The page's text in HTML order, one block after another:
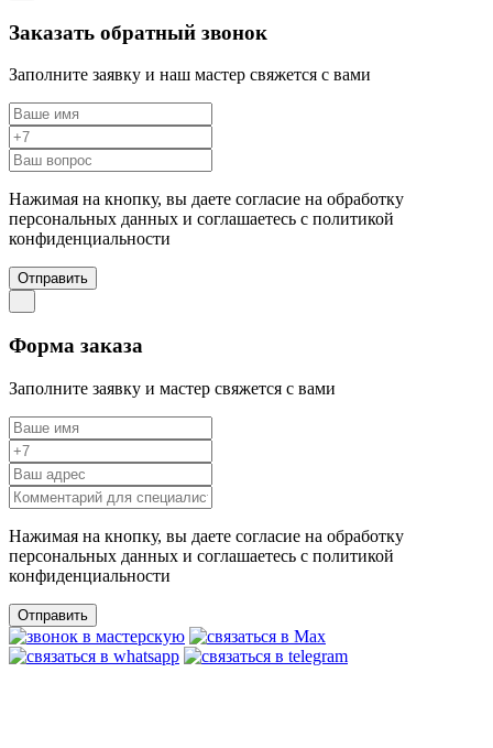
Заказать обратный звонок
Заполните заявку и наш мастер свяжется с вами
Нажимая на кнопку, вы даете согласие на обработку
персональных данных и соглашаетесь c политикой
конфиденциальности
Отправить
Форма заказа
Заполните заявку и мастер свяжется с вами
Нажимая на кнопку, вы даете согласие на обработку
персональных данных и соглашаетесь c политикой
конфиденциальности
Отправить